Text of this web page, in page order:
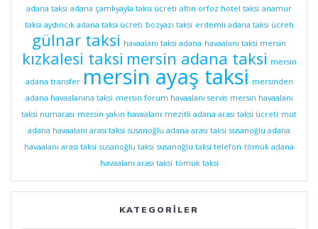
adana taksi adana çamlıyayla taksi ücreti altın orfoz hotel taksi anamur
taksi aydıncık adana taksi ücreti bozyazı taksi erdemli adana taksi ücreti
gülnar taksi havaalanı taksi adana havaalanı taksi mersin
kızkalesi taksi mersin adana taksi mersin
adana transfer mersin ayaş taksi mersinden
adana havaalanına taksi mersin forum havaalanı servis mersin havaalanı
taksi numarası mersin yakın havaalanı mezitli adana arası taksi ücreti mut
adana havaalanı arası taksi susanoğlu adana arası taksi susanoğlu adana
havaalanı arası taksi susanoğlu taksi susanoğlu taksi telefon tömük adana
havaalanı arası taksi tömük taksi
KATEGORILER